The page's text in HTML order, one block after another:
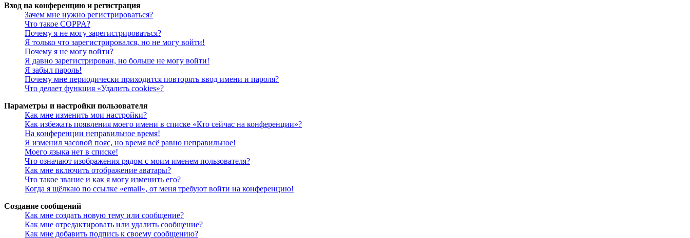
Вход на конференцию и регистрация
Зачем мне нужно регистрироваться?
Что такое COPPA?
Почему я не могу зарегистрироваться?
Я только что зарегистрировался, но не могу войти!
Почему я не могу войти?
Я давно зарегистрирован, но больше не могу войти!
Я забыл пароль!
Почему мне периодически приходится повторять ввод имени и пароля?
Что делает функция «Удалить cookies»?
Параметры и настройки пользователя
Как мне изменить мои настройки?
Как избежать появления моего имени в списке «Кто сейчас на конференции»?
На конференции неправильное время!
Я изменил часовой пояс, но время всё равно неправильное!
Моего языка нет в списке!
Что означают изображения рядом с моим именем пользователя?
Как мне включить отображение аватары?
Что такое звание и как я могу изменить его?
Когда я щёлкаю по ссылке «email», от меня требуют войти на конференцию!
Создание сообщений
Как мне создать новую тему или сообщение?
Как мне отредактировать или удалить сообщение?
Как мне добавить подпись к своему сообщению?